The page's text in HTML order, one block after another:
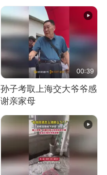
00:39
孙子考取上海交大爷爷感
谢亲家母